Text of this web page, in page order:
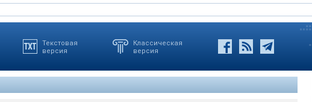
Текстовая
версия
Классическая
версия